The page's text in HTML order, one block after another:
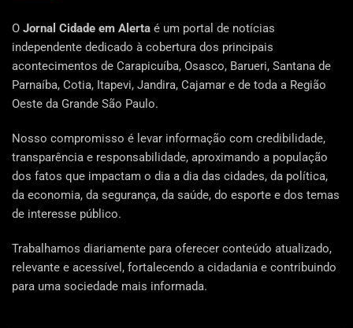
O Jornal Cidade em Alerta é um portal de notícias
independente dedicado à cobertura dos principais
acontecimentos de Carapicuíba, Osasco, Barueri, Santana de
Parnaíba, Cotia, Itapevi, Jandira, Cajamar e de toda a Região
Oeste da Grande São Paulo.
Nosso compromisso é levar informação com credibilidade,
transparência e responsabilidade, aproximando a população
dos fatos que impactam o dia a dia das cidades, da política,
da economia, da segurança, da saúde, do esporte e dos temas
de interesse público.
Trabalhamos diariamente para oferecer conteúdo atualizado,
relevante e acessível, fortalecendo a cidadania e contribuindo
para uma sociedade mais informada.